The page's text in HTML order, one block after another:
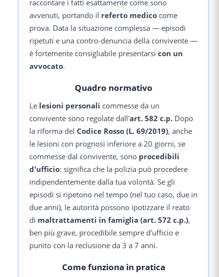
raccontare i fatti esattamente come sono
avvenuti, portando il referto medico come
prova. Data la situazione complessa — episodi
ripetuti e una contro-denuncia della convivente —
è fortemente consigliabile presentarsi con un
avvocato.
Quadro normativo
Le lesioni personali commesse da un
convivente sono regolate dall'art. 582 c.p. Dopo
la riforma del Codice Rosso (L. 69/2019), anche
le lesioni con prognosi inferiore a 20 giorni, se
commesse dal convivente, sono procedibili
d'ufficio: significa che la polizia può procedere
indipendentemente dalla tua volontà. Se gli
episodi si ripetono nel tempo (nel tuo caso, due in
due anni), le autorità possono ipotizzare il reato
di maltrattamenti in famiglia (art. 572 c.p.),
ben più grave, procedibile sempre d'ufficio e
punito con la reclusione da 3 a 7 anni.
Come funziona in pratica